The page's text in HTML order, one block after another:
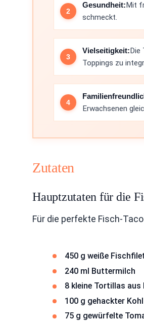
Gesundheit:Mit
schmeckt.
Vielseitigkeit:Die
Toppings zu
Erwachsenen
Zutaten
Hauptzutaten für die
Für die perfekte Fisch-
450 g weiße
240 ml Buttermilch
8 kleine Tortillas aus
100 g gehackter Kohl
75 g gewürfelte